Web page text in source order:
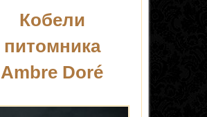
Кобели
питомника
Ambre Doré